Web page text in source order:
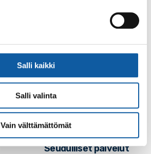
Salli kaikki
Salli valinta
Vain välttämättömät
Kaupungille osoitetut
vuokraaminen
Saavutettavuusseloste
Tietosuoja
Seudulliset palvelut